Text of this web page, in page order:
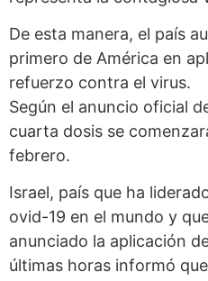
De esta manera, el país
primero de América en
refuerzo contra el virus.
Según el anuncio oficial
cuarta dosis se
febrero.
Israel, país que ha
ovid-19 en el mundo y
anunciado la aplicación
últimas horas informó